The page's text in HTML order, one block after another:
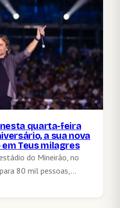
quarta-feira
a sua nova
Teus milagres
do Mineirão, no
80 mil pessoas,…